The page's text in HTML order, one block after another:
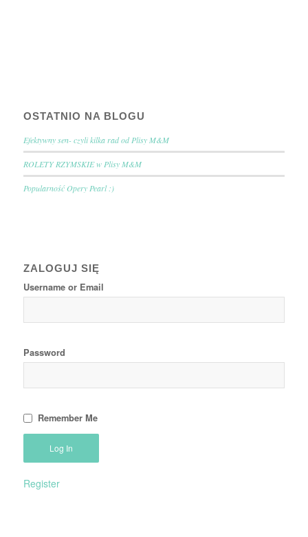
OSTATNIO NA BLOGU
Efektywny sen- czyli kilka rad od Plisy M&M
ROLETY RZYMSKIE w Plisy M&M
Popularność Opery Pearl :)
ZALOGUJ SIĘ
Username or Email
Password
Remember Me
Register